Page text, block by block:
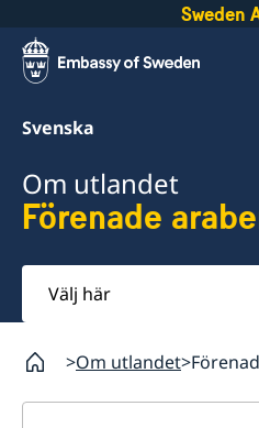
Sweden
Svenska
Om utlandet
Förenade
Välj
här
Om utlandet